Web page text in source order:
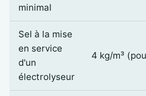
minimal
Sel à la mise
en service
d'un
électrolyseur
4 kg/m³